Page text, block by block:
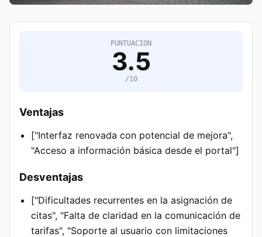
PUNTUACION
3.5
/10
Ventajas
["Interfaz renovada con potencial de mejora",
"Acceso a información básica desde el portal"]
Desventajas
["Dificultades recurrentes en la asignación de
citas", "Falta de claridad en la comunicación de
tarifas", "Soporte al usuario con limitaciones